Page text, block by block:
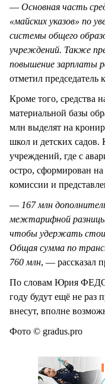
— Основная часть
«майских указов» по
системы общего
учреждений. Также
повышение зарплаты
отметил
Кроме того, средства
материальной базы
млн выделят на
школ и детских
учреждений, где с
остро, сформирован
комиссии и
— 167 млн
межтарифной
чтобы удержать
Общая сумма по
760 млн, — рассказал
По словам Юрия
году будут ещё не раз
внесут, вполне
Фото © gradus.pro